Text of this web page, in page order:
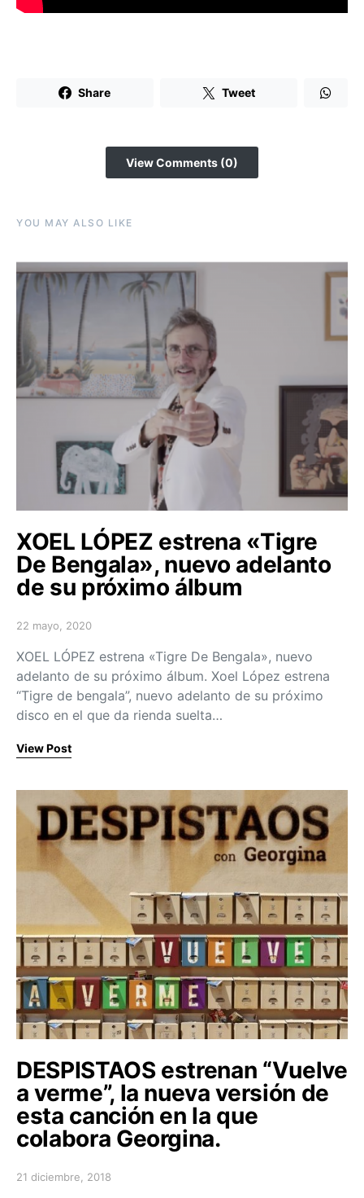
Share Tweet
View Comments (0)
YOU MAY ALSO LIKE
XOEL LÓPEZ estrena «Tigre
De Bengala», nuevo adelanto
de su próximo álbum
Posted on
22 mayo, 2020
XOEL LÓPEZ estrena «Tigre De Bengala», nuevo
adelanto de su próximo álbum. Xoel López estrena
“Tigre de bengala”, nuevo adelanto de su próximo
disco en el que da rienda suelta…
View Post
DESPISTAOS estrenan “Vuelve
a verme”, la nueva versión de
esta canción en la que
colabora Georgina.
Posted on
21 diciembre, 2018